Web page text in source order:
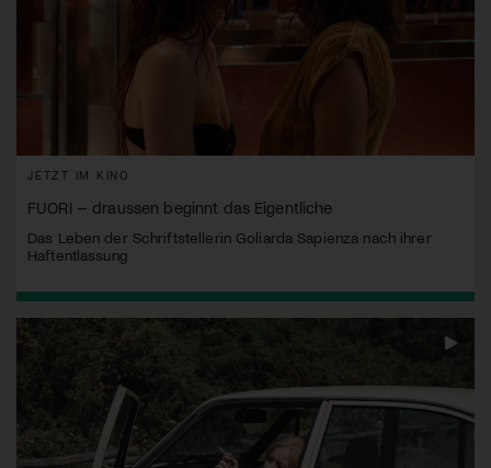
JETZT IM KINO
FUORI – draussen beginnt das Eigentliche
Das Leben der Schriftstellerin Goliarda Sapienza nach ihrer
Haftentlassung